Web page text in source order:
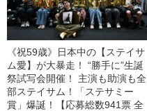
《祝59歳》日本中の【ステイサ
ム愛】が大暴走！ “勝手に”生誕
祭試写会開催！ 主演も助演も全
部ステイサム！「ステサミー
賞」爆誕！【応募総数941票 全